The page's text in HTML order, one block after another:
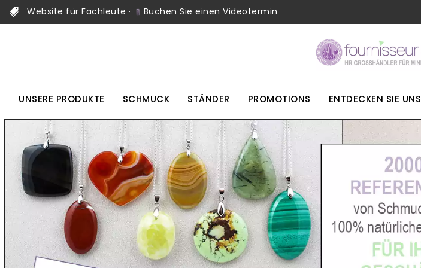
Website für Fachleute · Buchen Sie einen Videotermin
UNSERE PRODUKTE SCHMUCK STÄNDER PROMOTIONS ENTDECKEN SIE UNS